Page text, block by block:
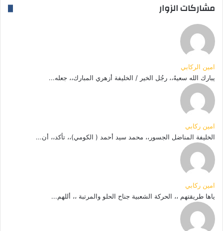
مشاركات الزوار
امين الركابي
يبارك الله سعيهُ،، رجُل الخير / الخليفة أزهري المبارك،، جعله...
امين ركابي
الخليفة المناضل الجسور،، محمد سيد أحمد ( الكومي)،، تأكد،، أن...
امين ركابي
ياها طريقتهم ،، الحركة الشعبية جناح الحلو والمرتبة ،، أللهم...